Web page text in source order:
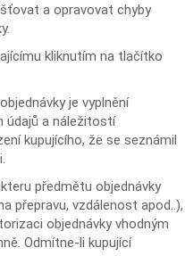
a opravovat chyby
kliknutím na tlačítko
je vyplnění
údajů a náležitostí
kupujícího, že se seznámil
předmětu objednávky
přepravu, vzdálenost apod..),
objednávky vhodným
Odmítne-li kupující